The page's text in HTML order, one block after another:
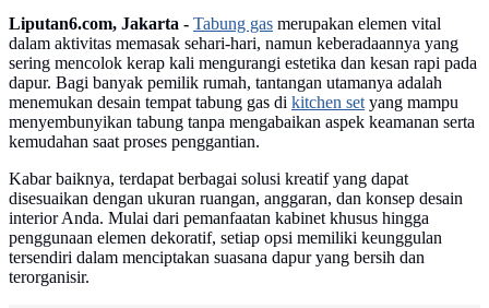
Liputan6.com, Jakarta - Tabung gas merupakan elemen vital
dalam aktivitas memasak sehari-hari, namun keberadaannya yang
sering mencolok kerap kali mengurangi estetika dan kesan rapi pada
dapur. Bagi banyak pemilik rumah, tantangan utamanya adalah
menemukan desain tempat tabung gas di kitchen setyang mampu
menyembunyikan tabung tanpa mengabaikan aspek keamanan serta
kemudahan saat proses penggantian.
Kabar baiknya, terdapat berbagai solusi kreatif yang dapat
disesuaikan dengan ukuran ruangan, anggaran, dan konsep desain
interior Anda. Mulai dari pemanfaatan kabinet khusus hingga
penggunaan elemen dekoratif, setiap opsi memiliki keunggulan
tersendiri dalam menciptakan suasana dapur yang bersih dan
terorganisir.